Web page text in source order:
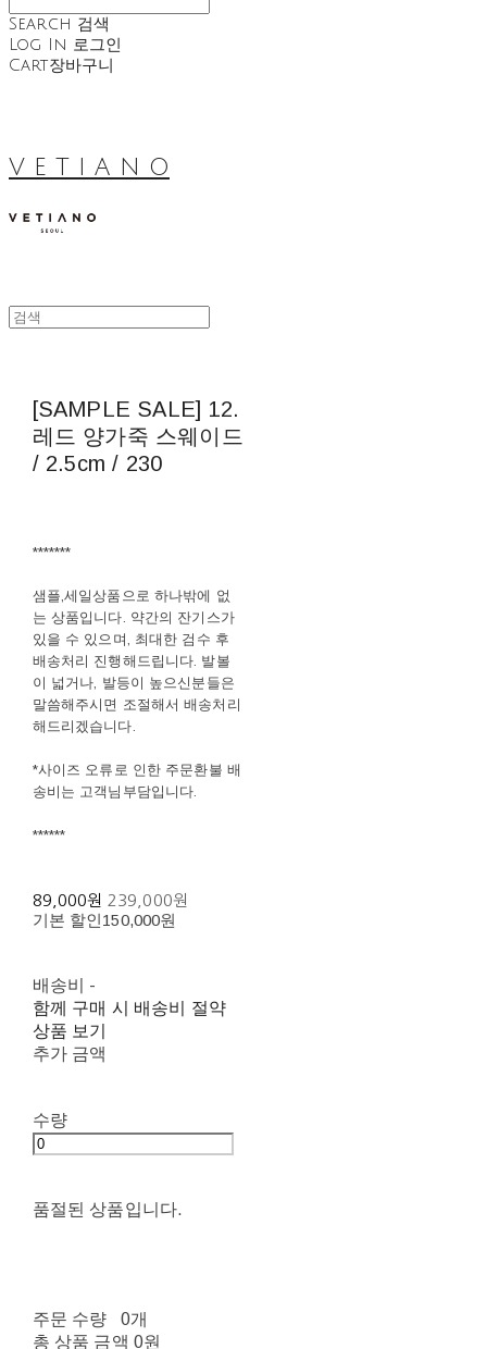
Search 검색
Log In 로그인
Cart장바구니
V E T I A N O
[SAMPLE SALE] 12.
레드 양가죽 스웨이드
/ 2.5cm / 230
*******
샘플,세일상품으로 하나밖에 없
는 상품입니다. 약간의 잔기스가
있을 수 있으며, 최대한 검수 후
배송처리 진행해드립니다. 발볼
이 넓거나, 발등이 높으신분들은
말씀해주시면 조절해서 배송처리
해드리겠습니다.
*사이즈 오류로 인한 주문환불 배
송비는 고객님부담입니다.
******
89,000원 239,000원
기본 할인150,000원
배송비 -
함께 구매 시 배송비 절약
상품 보기
추가 금액
수량
품절된 상품입니다.
주문 수량
0개
총 상품 금액 0원